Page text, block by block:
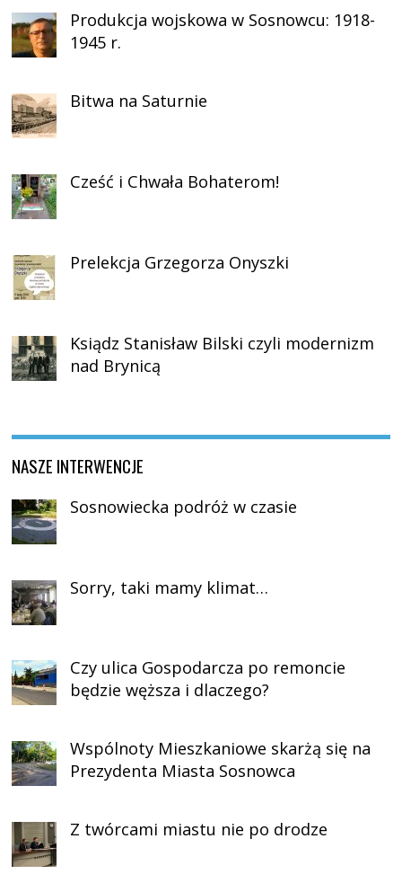
Produkcja wojskowa w Sosnowcu: 1918-
1945 r.
Bitwa na Saturnie
Cześć i Chwała Bohaterom!
Prelekcja Grzegorza Onyszki
Ksiądz Stanisław Bilski czyli modernizm
nad Brynicą
NASZE INTERWENCJE
Sosnowiecka podróż w czasie
Sorry, taki mamy klimat…
Czy ulica Gospodarcza po remoncie
będzie węższa i dlaczego?
Wspólnoty Mieszkaniowe skarżą się na
Prezydenta Miasta Sosnowca
Z twórcami miastu nie po drodze